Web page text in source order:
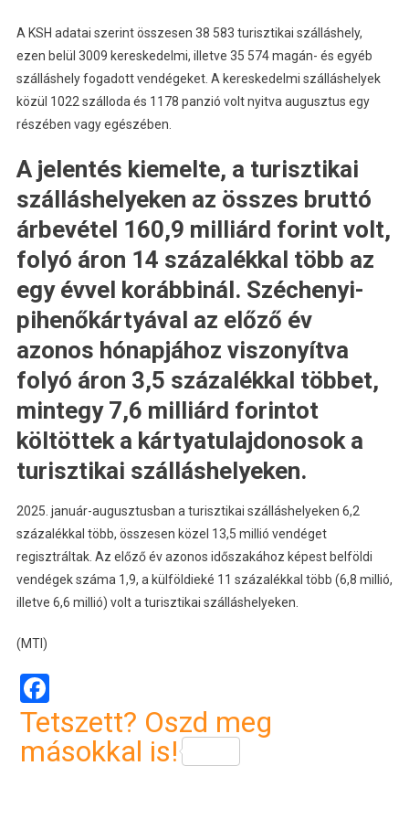
A KSH adatai szerint összesen 38 583 turisztikai szálláshely,
ezen belül 3009 kereskedelmi, illetve 35 574 magán- és egyéb
szálláshely fogadott vendégeket. A kereskedelmi szálláshelyek
közül 1022 szálloda és 1178 panzió volt nyitva augusztus egy
részében vagy egészében.
A jelentés kiemelte, a turisztikai
szálláshelyeken az összes bruttó
árbevétel 160,9 milliárd forint volt,
folyó áron 14 százalékkal több az
egy évvel korábbinál. Széchenyi-
pihenőkártyával az előző év
azonos hónapjához viszonyítva
folyó áron 3,5 százalékkal többet,
mintegy 7,6 milliárd forintot
költöttek a kártyatulajdonosok a
turisztikai szálláshelyeken.
2025. január-augusztusban a turisztikai szálláshelyeken 6,2
százalékkal több, összesen közel 13,5 millió vendéget
regisztráltak. Az előző év azonos időszakához képest belföldi
vendégek száma 1,9, a külföldieké 11 százalékkal több (6,8 millió,
illetve 6,6 millió) volt a turisztikai szálláshelyeken.
(MTI)
Facebook
Tetszett? Oszd meg
másokkal is!